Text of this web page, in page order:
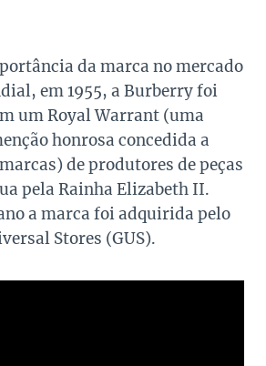
da marca no mercado
em 1955, a Burberry foi
um Royal Warrant (uma
honrosa concedida a
de produtores de peças
pela Rainha Elizabeth II.
a marca foi adquirida pelo
Stores (GUS).